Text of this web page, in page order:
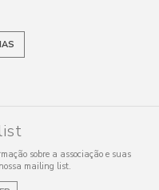
sobre a associação e suas
mailing list.